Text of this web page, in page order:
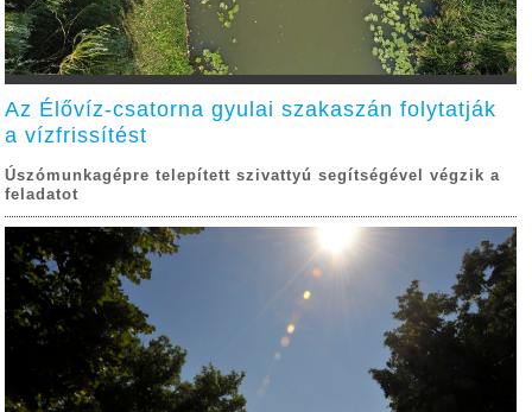
Az Élővíz-csatorna gyulai szakaszán folytatják
a vízfrissítést
Úszómunkagépre telepített szivattyú segítségével végzik a
feladatot